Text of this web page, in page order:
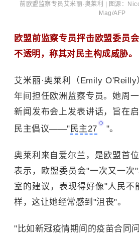
前欧盟监察专员艾米丽·奥莱利 | 图源：
Mag/AFP
欧盟前监察专员抨击欧盟委员
不透明，称其对民主构成威胁。
艾米丽·奥莱利（Emily
年间担任欧洲监察专员。她周
新闻发布会上发表讲话，旨在
民主倡议——"民主27 "。
奥莱利来自爱尔兰，是欧盟首
表示，欧盟委员会"一次又一次
室的建议，表现得好像"人民不
样，这让她经常感到"沮丧"。
"比如新冠疫情期间的疫苗合